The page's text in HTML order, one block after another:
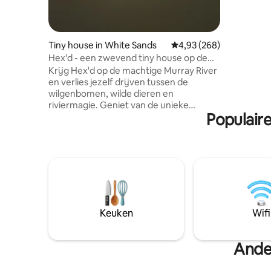
Tiny house in White Sands Gemiddelde
4,93 (268)
Hex'd - een zwevend tiny house op de
Murray River!
Krijg Hex'd op de machtige Murray River
en verlies jezelf drijven tussen de
wilgenbomen, wilde dieren en
riviermagie. Geniet van de unieke
omgeving van deze romantische plek in
de natuur - breng jezelf in slaap of laat je
het seizoen. Open de gordijnen en
deuren om de rivierbries door te laten
stromen terwijl je de rivier voorbij ziet
stromen. Sluit de gordijnen om je terug
afzondering.
Keuken Wifi